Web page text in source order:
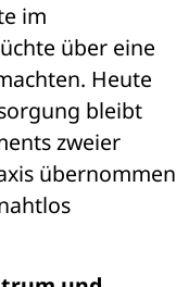
im
über eine
Heute
bleibt
zweier
übernommen